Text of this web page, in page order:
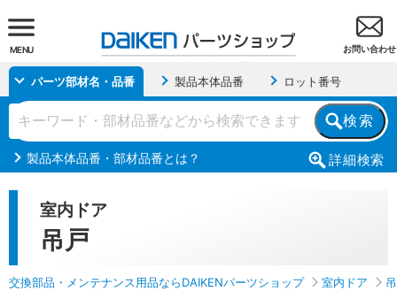
お問い合わせ
MENU
パーツ部材名・品番 製品本体品番 ロット番号
検索
詳細検索
製品本体品番・部材品番とは？
室内ドア
吊戸
交換部品・メンテナンス用品ならDAIKENパーツショップ 室内ドア